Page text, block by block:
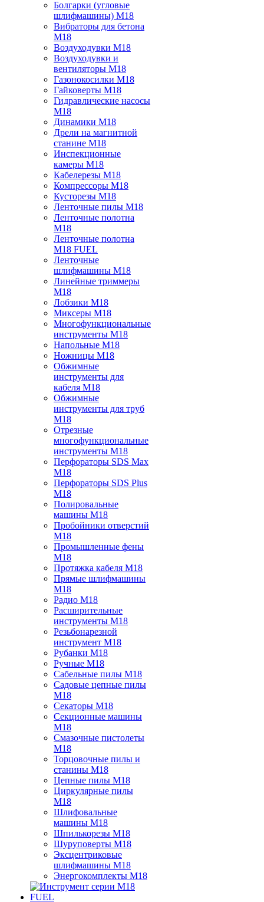
Болгарки (угловые
шлифмашины) M18
Вибраторы для бетона
M18
Воздуходувки M18
Воздуходувки и
вентиляторы M18
Газонокосилки M18
Гайковерты M18
Гидравлические насосы
M18
Динамики M18
Дрели на магнитной
станине M18
Инспекционные
камеры M18
Кабелерезы M18
Компрессоры M18
Кусторезы M18
Ленточные пилы M18
Ленточные полотна
M18
Ленточные полотна
M18 FUEL
Ленточные
шлифмашины M18
Линейные триммеры
M18
Лобзики M18
Миксеры M18
Многофункциональные
инструменты M18
Напольные M18
Ножницы M18
Обжимные
инструменты для
кабеля M18
Обжимные
инструменты для труб
M18
Отрезные
многофункциональные
инструменты M18
Перфораторы SDS Max
M18
Перфораторы SDS Plus
M18
Полировальные
машины M18
Пробойники отверстий
M18
Промышленные фены
M18
Протяжка кабеля M18
Прямые шлифмашины
M18
Радио M18
Расширительные
инструменты M18
Резьбонарезной
инструмент M18
Рубанки M18
Ручные M18
Сабельные пилы M18
Садовые цепные пилы
M18
Секаторы M18
Секционные машины
M18
Смазочные пистолеты
M18
Торцовочные пилы и
станины M18
Цепные пилы M18
Циркулярные пилы
M18
Шлифовальные
машины M18
Шпилькорезы M18
Шуруповерты M18
Эксцентриковые
шлифмашины M18
Энергокомплекты M18